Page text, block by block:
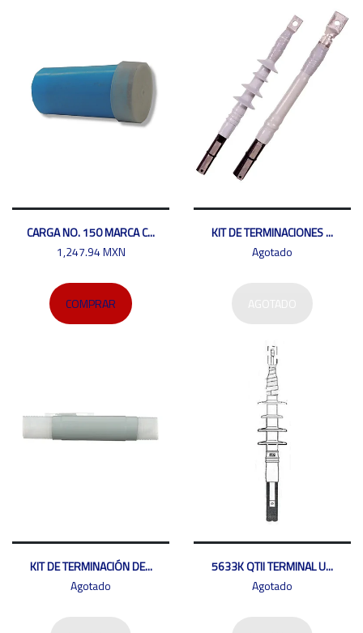
CARGA NO. 150 MARCA C...
1,247.94 MXN
COMPRAR
KIT DE TERMINACIONES ...
Agotado
KIT DE TERMINACIÓN DE...
Agotado
5633K QTII TERMINAL U...
Agotado